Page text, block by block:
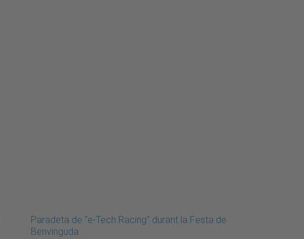
Paradeta de "e-Tech Racing" durant la Festa de
Benvinguda